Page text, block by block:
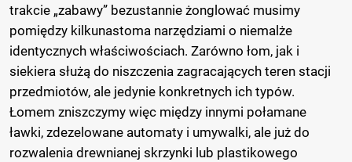
trakcie „zabawy” bezustannie żonglować musimy
pomiędzy kilkunastoma narzędziami o niemalże
identycznych właściwościach. Zarówno łom, jak i
siekiera służą do niszczenia zagracających teren stacji
przedmiotów, ale jedynie konkretnych ich typów.
Łomem zniszczymy więc między innymi połamane
ławki, zdezelowane automaty i umywalki, ale już do
rozwalenia drewnianej skrzynki lub plastikowego